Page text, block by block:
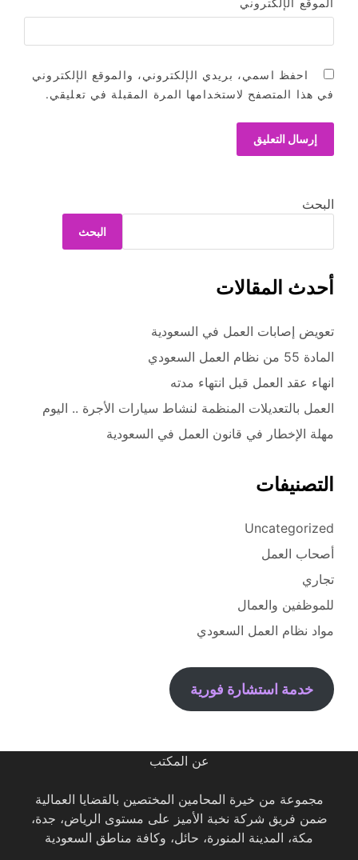
الموقع الإلكتروني
احفظ اسمي، بريدي الإلكتروني، والموقع الإلكتروني
في هذا المتصفح لاستخدامها المرة المقبلة في تعليقي.
البحث
البحث
أحدث المقالات
تعويض إصابات العمل في السعودية
المادة 55 من نظام العمل السعودي
انهاء عقد العمل قبل انتهاء مدته
العمل بالتعديلات المنظمة لنشاط سيارات الأجرة .. اليوم
مهلة الإخطار في قانون العمل في السعودية
التصنيفات
Uncategorized
أصحاب العمل
تجاري
للموظفين والعمال
مواد نظام العمل السعودي
خدمة استشارة فورية
عن المكتب
مجموعة من خيرة المحامين المختصين بالقضايا العمالية
ضمن فريق شركة نخبة الأميز على مستوى الرياض، جدة،
مكة، المدينة المنورة، حائل، وكافة مناطق السعودية